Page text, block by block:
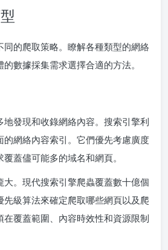
同的爬取策略。瞭解各種類型的網絡
數據採集需求選擇合適的方法。
發現和收錄網絡內容。搜索引擎利
的網絡內容索引。它們優先考慮廣度
蓋儘可能多的域名和網頁。
。現代搜索引擎爬蟲覆蓋數十億個
級算法來確定爬取哪些網頁以及爬
覆蓋範圍、內容時效性和資源限制